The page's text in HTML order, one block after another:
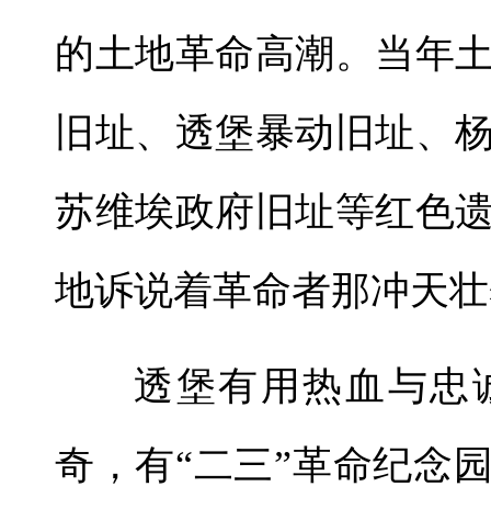
的土地革命高潮。当年
旧址、透堡暴动旧址、
苏维埃政府旧址等红色
地诉说着革命者那冲天
透堡有用热血与忠
奇，有“二三”革命纪念